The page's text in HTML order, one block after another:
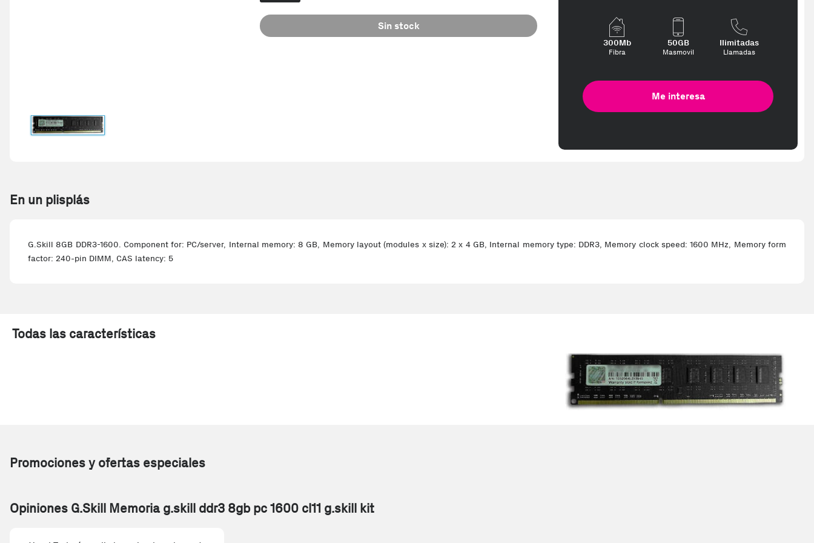
Sin stock
300Mb
Fibra
50GB
Masmovil
Ilimitadas
Llamadas
Me interesa
En un plisplás
G.Skill 8GB DDR3-1600. Component for: PC/server, Internal memory: 8 GB, Memory layout (modules x size): 2 x 4 GB, Internal memory type: DDR3, Memory clock speed: 1600 MHz, Memory form
factor: 240-pin DIMM, CAS latency: 5
Todas las características
Promociones y ofertas especiales
Opiniones G.Skill Memoria g.skill ddr3 8gb pc 1600 cl11 g.skill kit